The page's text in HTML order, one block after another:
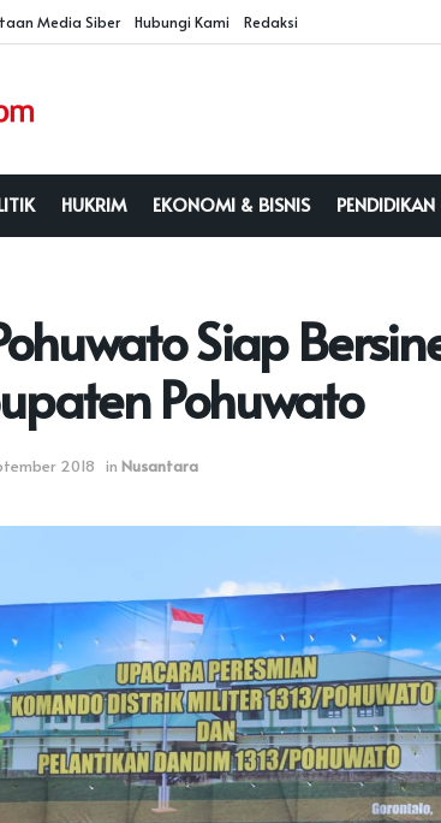
Media Siber Hubungi Kami Redaksi
HUKRIM EKONOMI & BISNIS PENDIDIKAN
Siap
Pohuwato
2018 in Nusantara